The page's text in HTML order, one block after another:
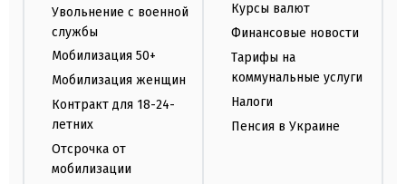
Увольнение с военной
службы
Мобилизация 50+
Мобилизация женщин
Контракт для 18-24-
летних
Отсрочка от
мобилизации
Курсы валют
Финансовые новости
Тарифы на
коммунальные услуги
Налоги
Пенсия в Украине